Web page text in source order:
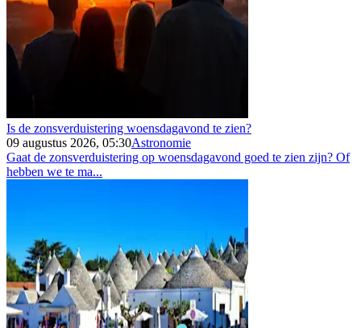
Is de zonsverduistering woensdagavond te zien?
09 augustus 2026, 05:30Astronomie
Gaat de zonsverduistering op woensdagavond goed te zien zijn? Of
hebben we te ma...